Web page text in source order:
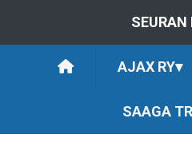
SEURAN
AJAX RY▾
SAAGA